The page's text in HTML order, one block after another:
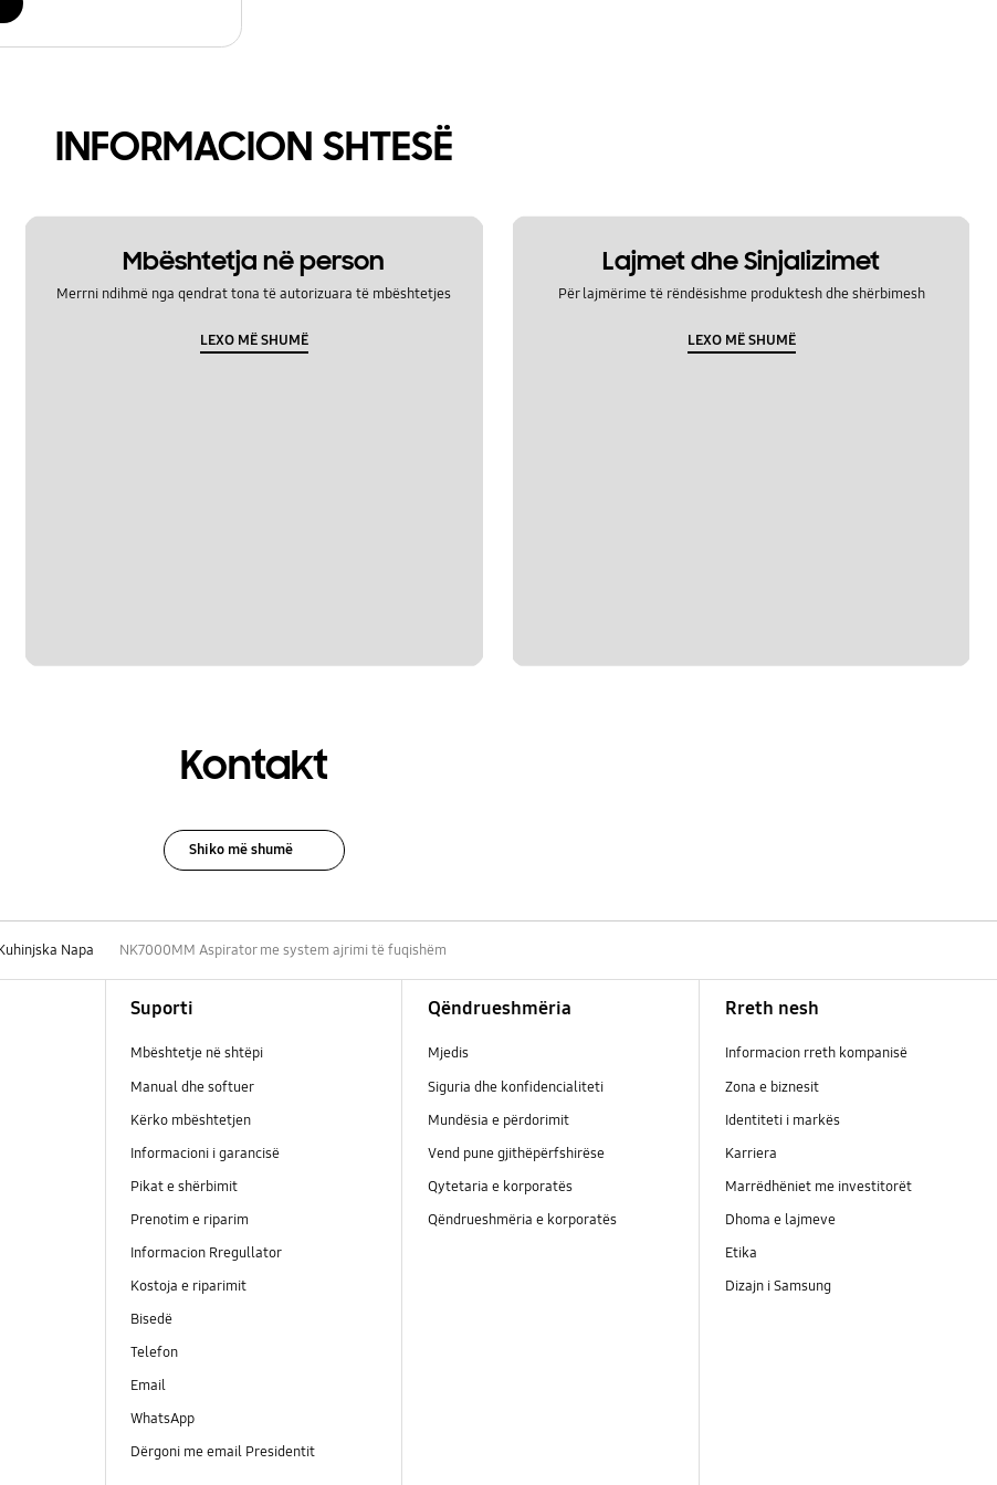
INFORMACION SHTESË
Mbështetja në person
Merrni ndihmë nga qendrat tona të autorizuara të mbështetjes
LEXO MË SHUMË
Lajmet dhe Sinjalizimet
Për lajmërime të rëndësishme produktesh dhe shërbimesh
LEXO MË SHUMË
Kontakt
Shiko më shumë
Napa NK7000MM Aspirator me system ajrimi të fuqishëm
Suporti
Mbështetje në shtëpi
Manual dhe softuer
Kërko mbështetjen
Informacioni i garancisë
Pikat e shërbimit
Prenotim e riparim
Informacion Rregullator
Kostoja e riparimit
Bisedë
Telefon
Email
WhatsApp
Dërgoni me email Presidentit
Qëndrueshmëria
Mjedis
Siguria dhe konfidencialiteti
Mundësia e përdorimit
Vend pune gjithëpërfshirëse
Qytetaria e korporatës
Qëndrueshmëria e korporatës
Rreth nesh
Informacion rreth kompanisë
Zona e biznesit
Identiteti i markës
Karriera
Marrëdhëniet me investitorët
Dhoma e lajmeve
Etika
Dizajn i Samsung